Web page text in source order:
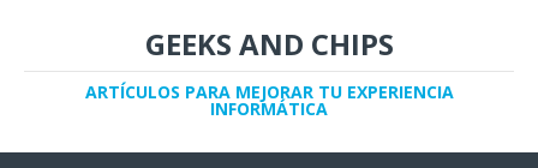
GEEKS AND CHIPS
ARTÍCULOS PARA MEJORAR TU EXPERIENCIA
INFORMÁTICA